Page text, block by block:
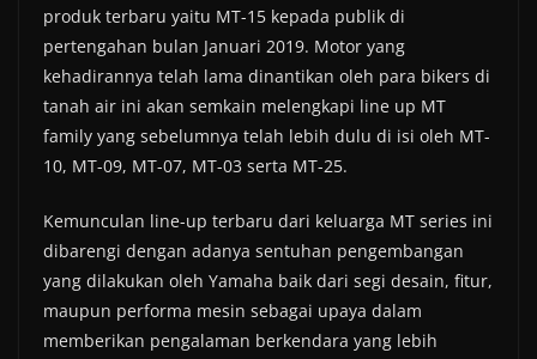
produk terbaru yaitu MT-15 kepada publik di
pertengahan bulan Januari 2019. Motor yang
kehadirannya telah lama dinantikan oleh para bikers di
tanah air ini akan semkain melengkapi line up MT
family yang sebelumnya telah lebih dulu di isi oleh MT-
10, MT-09, MT-07, MT-03 serta MT-25.
Kemunculan line-up terbaru dari keluarga MT series ini
dibarengi dengan adanya sentuhan pengembangan
yang dilakukan oleh Yamaha baik dari segi desain, fitur,
maupun performa mesin sebagai upaya dalam
memberikan pengalaman berkendara yang lebih